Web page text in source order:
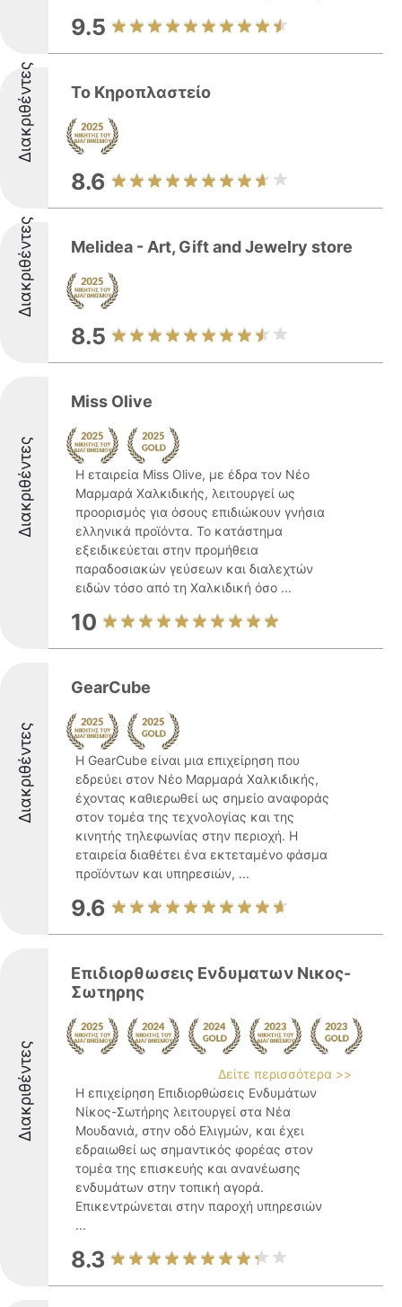
9.5
Διακριθέντες Το Κηροπλαστείο
8.6
Διακριθέντες Melidea - Art, Gift and Jewelry store
8.5
Διακριθέντες
Miss Olive
Η εταιρεία Miss Olive, με έδρα τον Νέο
Μαρμαρά Χαλκιδικής, λειτουργεί ως
προορισμός για όσους επιδιώκουν γνήσια
ελληνικά προϊόντα. Το κατάστημα
εξειδικεύεται στην προμήθεια
παραδοσιακών γεύσεων και διαλεχτών
ειδών τόσο από τη Χαλκιδική όσο ...
10
Διακριθέντες
GearCube
Η GearCube είναι μια επιχείρηση που
εδρεύει στον Νέο Μαρμαρά Χαλκιδικής,
έχοντας καθιερωθεί ως σημείο αναφοράς
στον τομέα της τεχνολογίας και της
κινητής τηλεφωνίας στην περιοχή. Η
εταιρεία διαθέτει ένα εκτεταμένο φάσμα
προϊόντων και υπηρεσιών, ...
9.6
Διακριθέντες
Επιδιορθωσεις Ενδυματων Νικος-
Σωτηρης
Δείτε περισσότερα >>
Η επιχείρηση Επιδιορθώσεις Ενδυμάτων
Νίκος-Σωτήρης λειτουργεί στα Νέα
Μουδανιά, στην οδό Ελιγμών, και έχει
εδραιωθεί ως σημαντικός φορέας στον
τομέα της επισκευής και ανανέωσης
ενδυμάτων στην τοπική αγορά.
Επικεντρώνεται στην παροχή υπηρεσιών
...
8.3